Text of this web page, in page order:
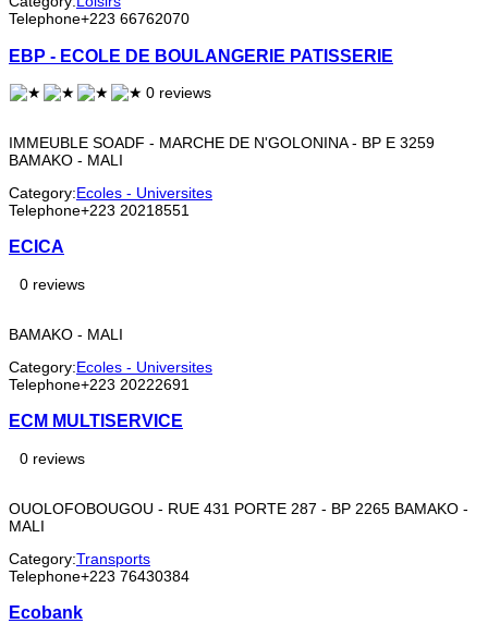
Telephone+223 66762070
EBP - ECOLE DE BOULANGERIE PATISSERIE
0 reviews
IMMEUBLE SOADF - MARCHE DE N'GOLONINA - BP E 3259
BAMAKO - MALI
Category:Ecoles - Universites
Telephone+223 20218551
ECICA
0 reviews
BAMAKO - MALI
Category:Ecoles - Universites
Telephone+223 20222691
ECM MULTISERVICE
0 reviews
OUOLOFOBOUGOU - RUE 431 PORTE 287 - BP 2265 BAMAKO -
MALI
Category:Transports
Telephone+223 76430384
Ecobank